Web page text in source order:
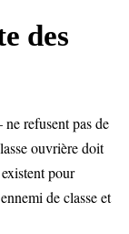
des
refusent pas de
ouvrière doit
pour
de classe et